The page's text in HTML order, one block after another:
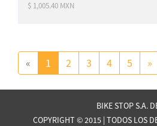
$ 1,005.40 MXN
« 1 2 3 4 5 »
BIKE STOP S.A.
COPYRIGHT © 2015 | TODOS LOS